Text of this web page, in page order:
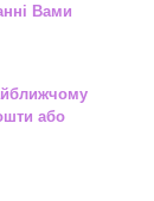
Вами
або